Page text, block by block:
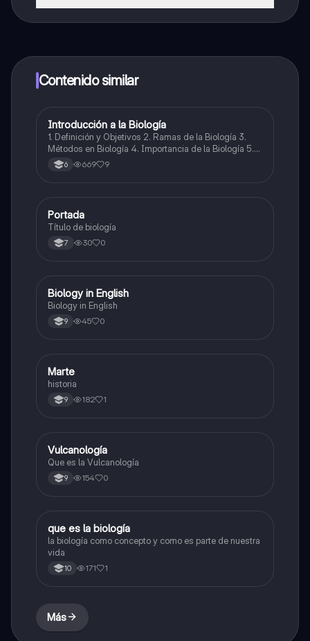
a determinadas funciones.
Contenido similar
Biologia
Introducción a la Biología
1. Definición y Objetivos 2. Ramas de la Biología 3.
Métodos en Biología 4. Importancia de la Biología 5.
Ética y Bioética 6. Futuro de la Biología
6 669 9
Biologia
Portada
Título de biología
7 30 0
Biologia
Biology in English
Biology in English
9 45 0
Biologia
Marte
historia
9 182 1
Química
Vulcanología
Que es la Vulcanología
9 154 0
Química
que es la biología
la biología como concepto y como es parte de nuestra
vida
10 171 1
Más